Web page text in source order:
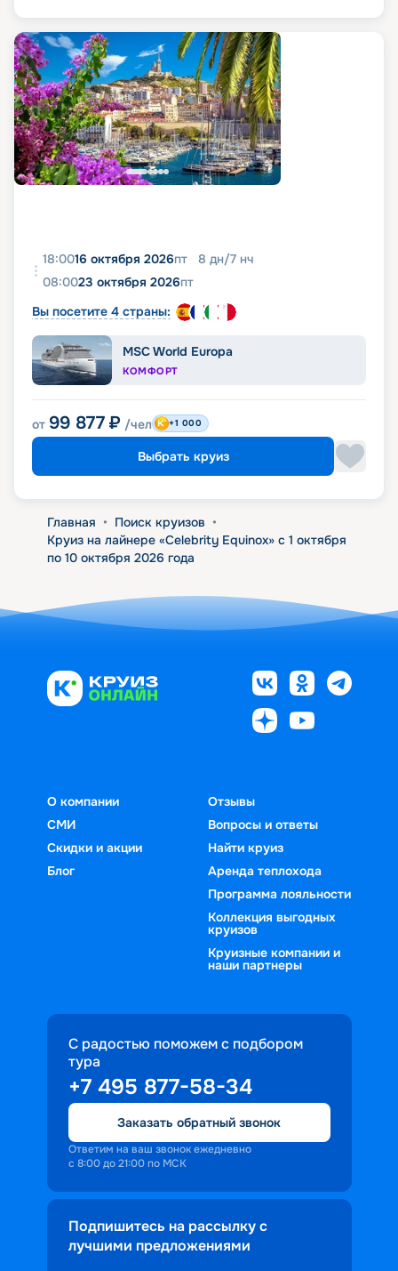
18:0016 октября 2026пт 8 дн/7 нч
08:0023 октября 2026пт
Вы посетите 4 страны:
MSC World Europa
КОМФОРТ
от 99 877 ₽ /чел +1 000
Выбрать круиз
Главная • Поиск круизов •
Круиз на лайнере «Celebrity Equinox» с 1 октября
по 10 октября 2026 года
О компании
СМИ
Скидки и акции
Блог
Отзывы
Вопросы и ответы
Найти круиз
Аренда теплохода
Программа лояльности
Коллекция выгодных
круизов
Круизные компании и
наши партнеры
С радостью поможем с подбором
тура
+7 495 877-58-34
Заказать обратный звонок
Ответим на ваш звонок ежедневно
с 8:00 до 21:00 по МСК
Подпишитесь на рассылку с
лучшими предложениями